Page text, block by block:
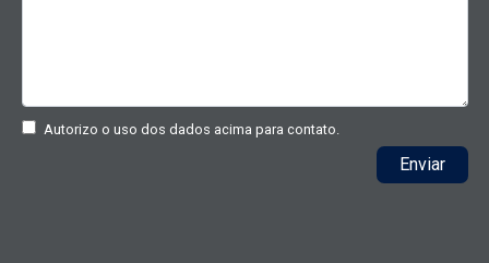
Autorizo o uso dos dados acima para contato.
Enviar